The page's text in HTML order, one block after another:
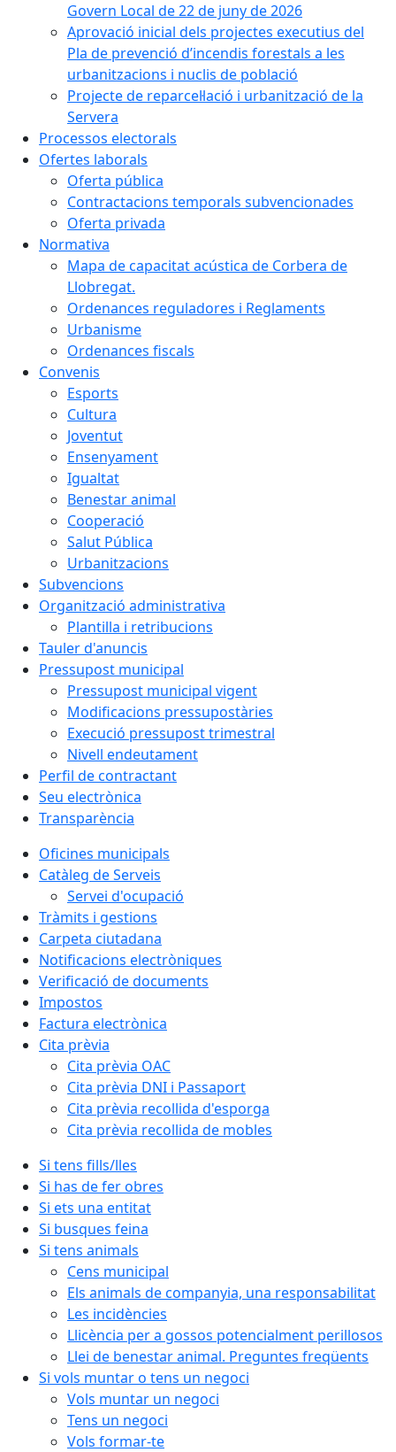
Govern Local de 22 de juny de 2026
Aprovació inicial dels projectes executius del
Pla de prevenció d’incendis forestals a les
urbanitzacions i nuclis de població
Projecte de reparcel·lació i urbanització de la
Servera
Processos electorals
Ofertes laborals
Oferta pública
Contractacions temporals subvencionades
Oferta privada
Normativa
Mapa de capacitat acústica de Corbera de
Llobregat.
Ordenances reguladores i Reglaments
Urbanisme
Ordenances fiscals
Convenis
Esports
Cultura
Joventut
Ensenyament
Igualtat
Benestar animal
Cooperació
Salut Pública
Urbanitzacions
Subvencions
Organització administrativa
Plantilla i retribucions
Tauler d'anuncis
Pressupost municipal
Pressupost municipal vigent
Modificacions pressupostàries
Execució pressupost trimestral
Nivell endeutament
Perfil de contractant
Seu electrònica
Transparència
Oficines municipals
Catàleg de Serveis
Servei d'ocupació
Tràmits i gestions
Carpeta ciutadana
Notificacions electròniques
Verificació de documents
Impostos
Factura electrònica
Cita prèvia
Cita prèvia OAC
Cita prèvia DNI i Passaport
Cita prèvia recollida d'esporga
Cita prèvia recollida de mobles
Si tens fills/lles
Si has de fer obres
Si ets una entitat
Si busques feina
Si tens animals
Cens municipal
Els animals de companyia, una responsabilitat
Les incidències
Llicència per a gossos potencialment perillosos
Llei de benestar animal. Preguntes freqüents
Si vols muntar o tens un negoci
Vols muntar un negoci
Tens un negoci
Vols formar-te